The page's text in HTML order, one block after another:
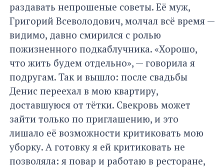
раздавать непрошеные советы. Её муж,
Григорий Всеволодович, молчал всё время —
видимо, давно смирился с ролью
пожизненного подкаблучника. «Хорошо,
что жить будем отдельно», — говорила я
подругам. Так и вышло: после свадьбы
Денис переехал в мою квартиру,
доставшуюся от тётки. Свекровь может
зайти только по приглашению, и это
лишало её возможности критиковать мою
уборку. А готовку я ей критиковать не
позволяла: я повар и работаю в ресторане,